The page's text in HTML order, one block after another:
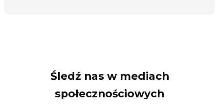
Śledź nas w mediach
społecznościowych